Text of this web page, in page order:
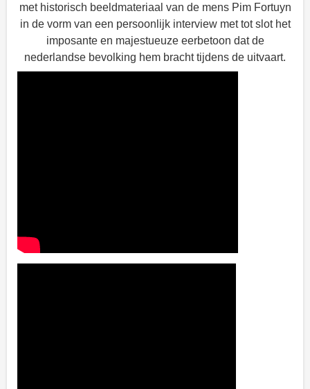
met historisch beeldmateriaal van de mens Pim Fortuyn
in de vorm van een persoonlijk interview met tot slot het
imposante en majestueuze eerbetoon dat de
nederlandse bevolking hem bracht tijdens de uitvaart.